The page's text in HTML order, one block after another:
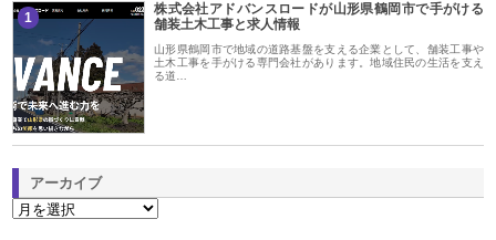
1
株式会社アドバンスロードが山形県鶴岡市で手がける
舗装土木工事と求人情報
山形県鶴岡市で地域の道路基盤を支える企業として、舗装工事や
土木工事を手がける専門会社があります。地域住民の生活を支え
る道…
アーカイブ